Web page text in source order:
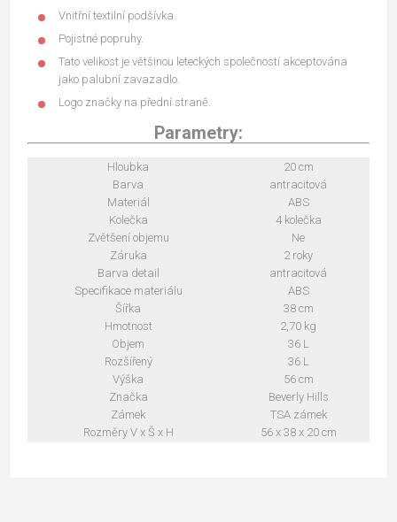
Vnitřní textilní podšívka.
Pojistné popruhy.
Tato velikost je většinou leteckých společností akceptována
jako palubní zavazadlo.
Logo značky na přední straně.
Parametry:
Hloubka
20 cm
Barva
antracitová
Materiál
ABS
Kolečka
4 kolečka
Zvětšení objemu
Ne
Záruka
2 roky
Barva detail
antracitová
Specifikace materiálu
ABS
Šířka
38 cm
Hmotnost
2,70 kg
Objem
36 L
Rozšířený
36 L
Výška
56 cm
Značka
Beverly Hills
Zámek
TSA zámek
Rozměry V x Š x H
56 x 38 x 20 cm